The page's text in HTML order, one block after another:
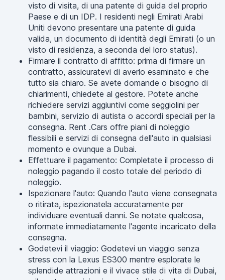
visto di visita, di una patente di guida del proprio
Paese e di un IDP. I residenti negli Emirati Arabi
Uniti devono presentare una patente di guida
valida, un documento di identità degli Emirati (o un
visto di residenza, a seconda del loro status).
Firmare il contratto di affitto: prima di firmare un
contratto, assicuratevi di averlo esaminato e che
tutto sia chiaro. Se avete domande o bisogno di
chiarimenti, chiedete al gestore. Potete anche
richiedere servizi aggiuntivi come seggiolini per
bambini, servizio di autista o accordi speciali per la
consegna. Rent .Cars offre piani di noleggio
flessibili e servizi di consegna dell'auto in qualsiasi
momento e ovunque a Dubai.
Effettuare il pagamento: Completate il processo di
noleggio pagando il costo totale del periodo di
noleggio.
Ispezionare l'auto: Quando l'auto viene consegnata
o ritirata, ispezionatela accuratamente per
individuare eventuali danni. Se notate qualcosa,
informate immediatamente l'agente incaricato della
consegna.
Godetevi il viaggio: Godetevi un viaggio senza
stress con la Lexus ES300 mentre esplorate le
splendide attrazioni e il vivace stile di vita di Dubai,